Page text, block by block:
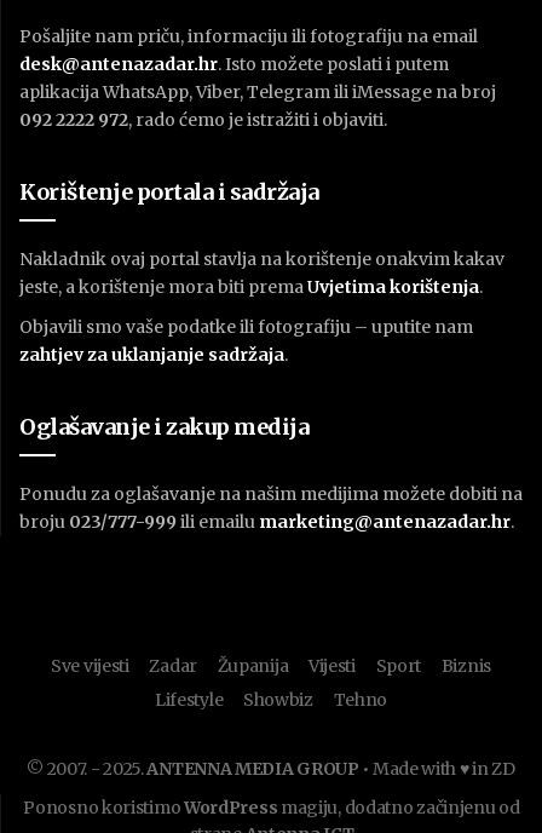
Pošaljite nam priču, informaciju ili fotografiju na email
desk@antenazadar.hr. Isto možete poslati i putem
aplikacija WhatsApp, Viber, Telegram ili iMessage na broj
092 2222 972, rado ćemo je istražiti i objaviti.
Korištenje portala i sadržaja
Nakladnik ovaj portal stavlja na korištenje onakvim kakav
jeste, a korištenje mora biti premaUvjetima korištenja.
Objavili smo vaše podatke ili fotografiju – uputite nam
zahtjev za uklanjanje sadržaja.
Oglašavanje i zakup medija
Ponudu za oglašavanje na našim medijima možete dobiti na
broju 023/777-999 ili emailu marketing@antenazadar.hr.
Sve vijesti Zadar Županija Vijesti Sport
Biznis
Lifestyle
Showbiz Tehno
© 2007. - 2025.ANTENNA MEDIA GROUP • Made with ♥ in ZD
Ponosno koristimoWordPress magiju, dodatno začinjenu od